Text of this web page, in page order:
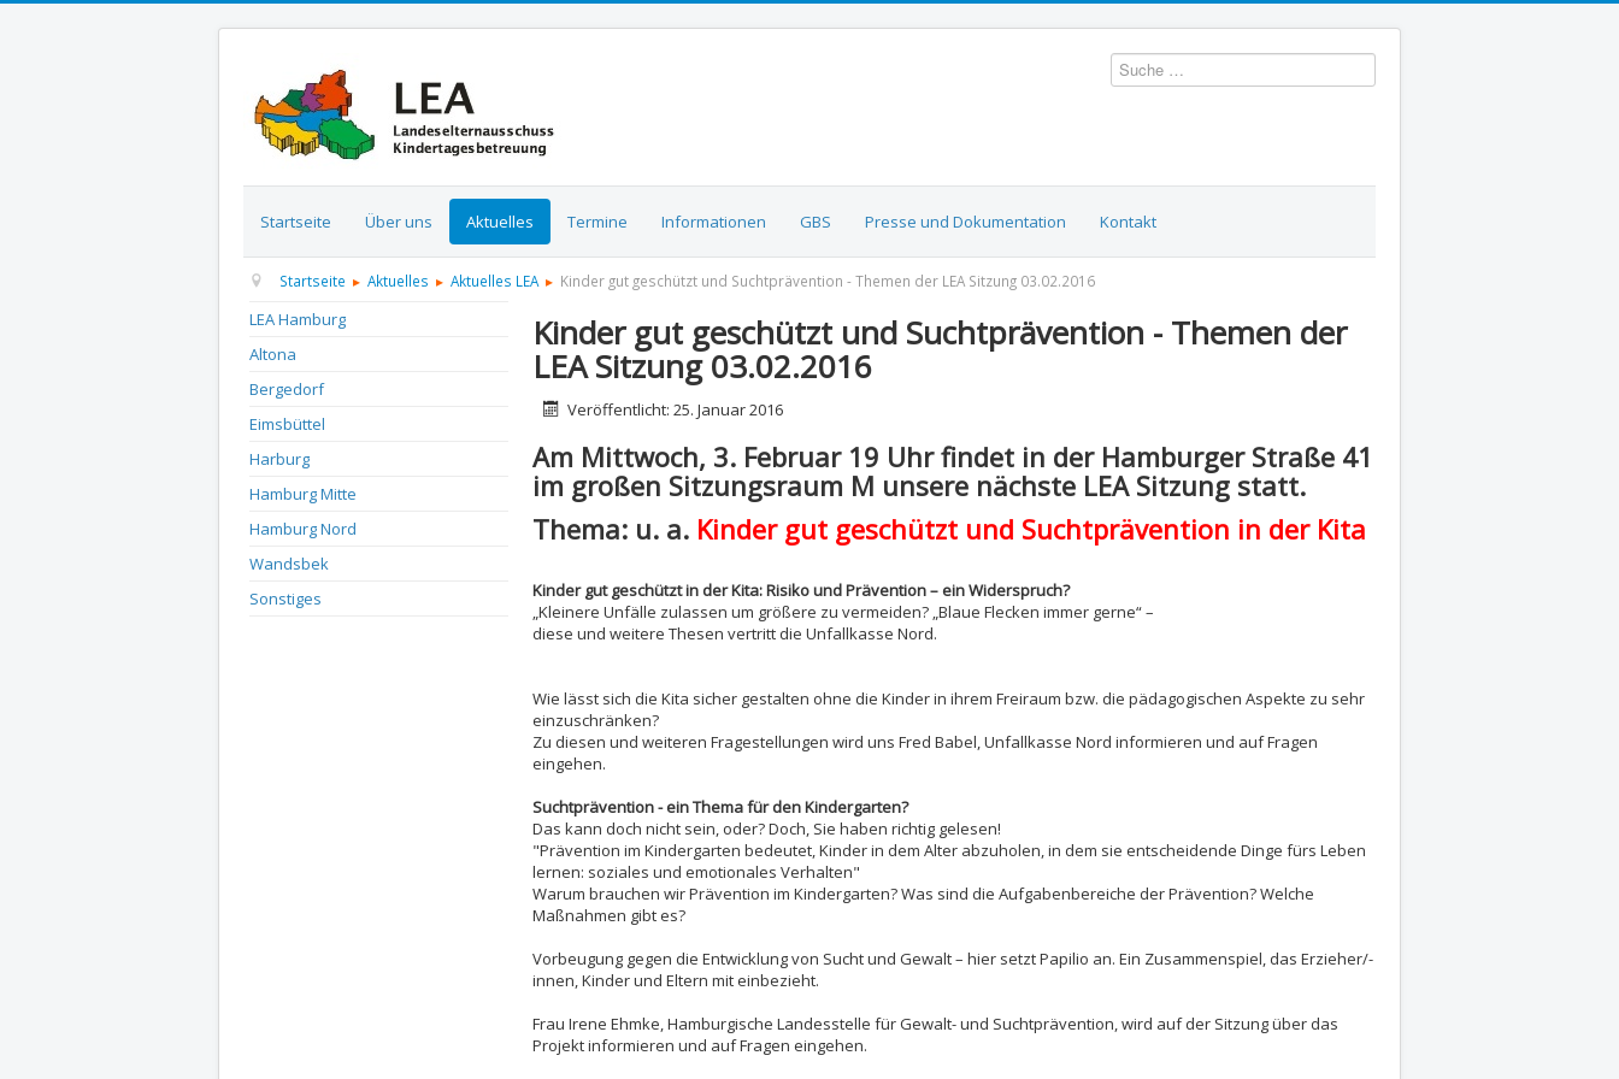
Suchen
Startseite Über uns Aktuelles Termine Informationen GBS Presse und Dokumentation Kontakt
Startseite Aktuelles Aktuelles LEA Kinder gut geschützt und Suchtprävention - Themen der LEA Sitzung 03.02.2016
LEA Hamburg
Altona
Bergedorf
Eimsbüttel
Harburg
Hamburg Mitte
Hamburg Nord
Wandsbek
Sonstiges
Kinder gut geschützt und Suchtprävention - Themen der
LEA Sitzung 03.02.2016
DetailsVeröffentlicht: 25. Januar 2016
Am Mittwoch, 3. Februar 19 Uhr findet in der Hamburger Straße 41
im großen Sitzungsraum M unsere nächste LEA Sitzung statt.
Thema: u. a. Kinder gut geschützt und Suchtprävention in der Kita
Kinder gut geschützt in der Kita: Risiko und Prävention – ein Widerspruch?
„Kleinere Unfälle zulassen um größere zu vermeiden? „Blaue Flecken immer gerne“ –
diese und weitere Thesen vertritt die Unfallkasse Nord.
Wie lässt sich die Kita sicher gestalten ohne die Kinder in ihrem Freiraum bzw. die pädagogischen Aspekte zu sehr
einzuschränken?
Zu diesen und weiteren Fragestellungen wird uns Fred Babel, Unfallkasse Nord informieren und auf Fragen
eingehen.
Suchtprävention - ein Thema für den Kindergarten?
Das kann doch nicht sein, oder? Doch, Sie haben richtig gelesen!
"Prävention im Kindergarten bedeutet, Kinder in dem Alter abzuholen, in dem sie entscheidende Dinge fürs Leben
lernen: soziales und emotionales Verhalten"
Warum brauchen wir Prävention im Kindergarten? Was sind die Aufgabenbereiche der Prävention? Welche
Maßnahmen gibt es?
Vorbeugung gegen die Entwicklung von Sucht und Gewalt – hier setzt Papilio an. Ein Zusammenspiel, das Erzieher/-
innen, Kinder und Eltern mit einbezieht.
Frau Irene Ehmke, Hamburgische Landesstelle für Gewalt- und Suchtprävention, wird auf der Sitzung über das
Projekt informieren und auf Fragen eingehen.